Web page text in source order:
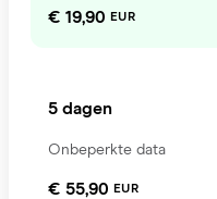
€ 19,90 EUR
5 dagen
Onbeperkte data
€ 55,90 EUR